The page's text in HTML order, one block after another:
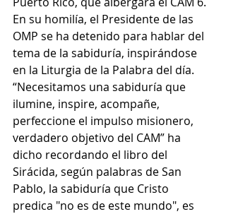
En su homilía, el Presidente de las
OMP se ha detenido para hablar del
tema de la sabiduría, inspirándose
en la Liturgia de la Palabra del día.
“Necesitamos una sabiduría que
ilumine, inspire, acompañe,
perfeccione el impulso misionero,
verdadero objetivo del CAM” ha
dicho recordando el libro del
Sirácida, según palabras de San
Pablo, la sabiduría que Cristo
predica "no es de este mundo", es